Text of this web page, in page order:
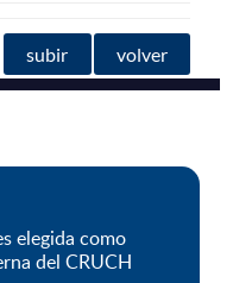
subir volver
elegida como
del CRUCH